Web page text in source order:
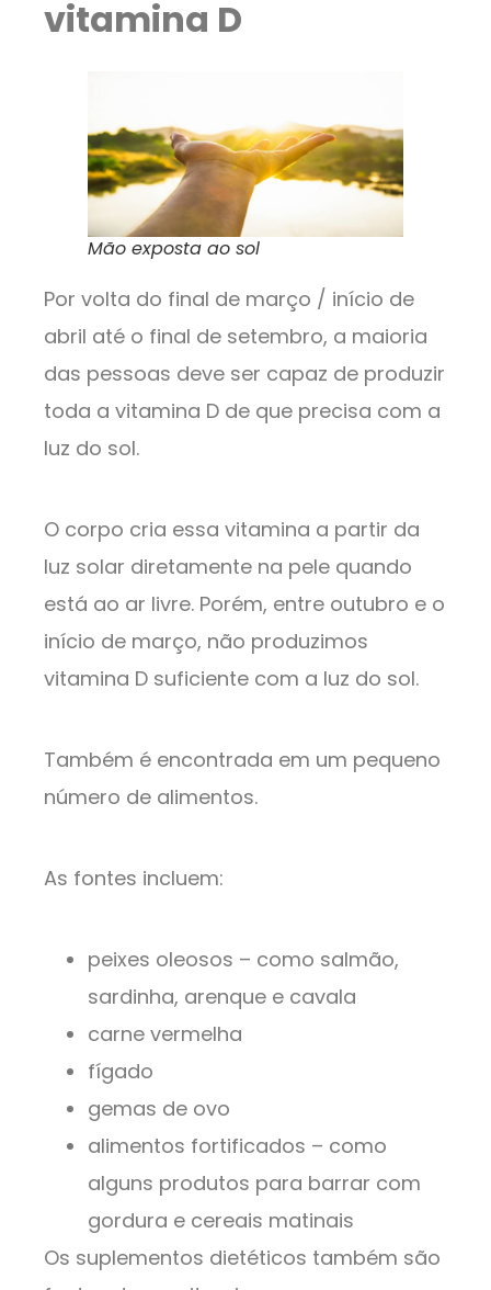
vitamina D
Mão exposta ao sol
Por volta do final de março / início de
abril até o final de setembro, a maioria
das pessoas deve ser capaz de produzir
toda a vitamina D de que precisa com a
luz do sol.
O corpo cria essa vitamina a partir da
luz solar diretamente na pele quando
está ao ar livre. Porém, entre outubro e o
início de março, não produzimos
vitamina D suficiente com a luz do sol.
Também é encontrada em um pequeno
número de alimentos.
As fontes incluem:
peixes oleosos – como salmão,
sardinha, arenque e cavala
carne vermelha
fígado
gemas de ovo
alimentos fortificados – como
alguns produtos para barrar com
gordura e cereais matinais
Os suplementos dietéticos também são